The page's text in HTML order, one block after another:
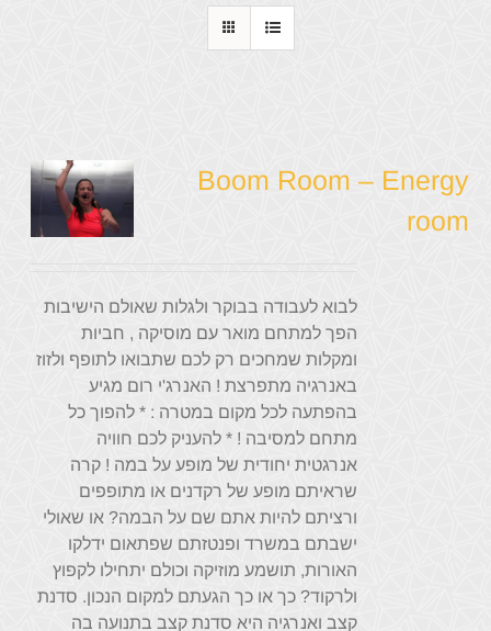
Boom Room – Energy
room
לבוא לעבודה בבוקר ולגלות שאולם הישיבות
הפך למתחם מואר עם מוסיקה , חביות
ומקלות שמחכים רק לכם שתבואו לתופף ולזוז
באנרגיה מתפרצת ! האנרג'י רום מגיע
בהפתעה לכל מקום במטרה : * להפוך כל
מתחם למסיבה ! * להעניק לכם חוויה
אנרגטית יחודית של מופע על במה ! קרה
שראיתם מופע של רקדנים או מתופפים
ורציתם להיות אתם שם על הבמה? או שאולי
ישבתם במשרד ופנטזתם שפתאום ידלקו
האורות, תושמע מוזיקה וכולם יתחילו לקפוץ
ולרקוד? כך או כך הגעתם למקום הנכון. סדנת
קצב ואנרגיה היא סדנת קצב בתנועה בה